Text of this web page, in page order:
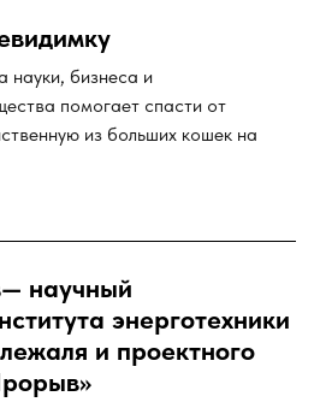
науки, бизнеса и
помогает спасти от
из больших кошек на
научный
энерготехники
и проектного